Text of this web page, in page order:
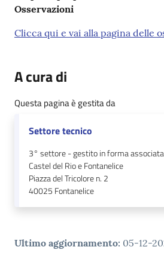
Osservazioni
Clicca qui e vai alla pagina delle
A cura di
Questa pagina è gestita da
Settore tecnico
3° settore - gestito in forma
Castel del Rio e Fontanelice
Piazza del Tricolore n. 2
40025 Fontanelice
Ultimo aggiornamento: 05-12-